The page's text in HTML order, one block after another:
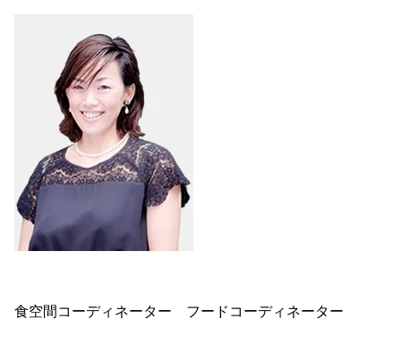
食空間コーディネーター フードコーディネーター